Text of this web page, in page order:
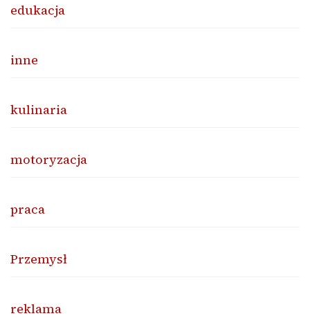
edukacja
inne
kulinaria
motoryzacja
praca
Przemysł
reklama